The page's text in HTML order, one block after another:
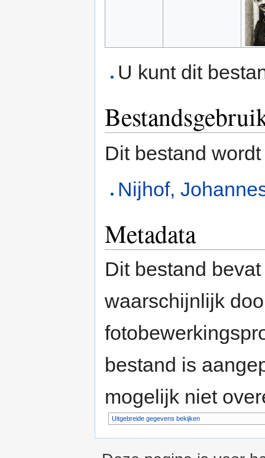
U kunt dit
Dit bestand
Nijhof,
Metadata
Dit bestand
waarschijnlijk
bestand is
mogelijk niet
Uitgebreide gegevens bekijken